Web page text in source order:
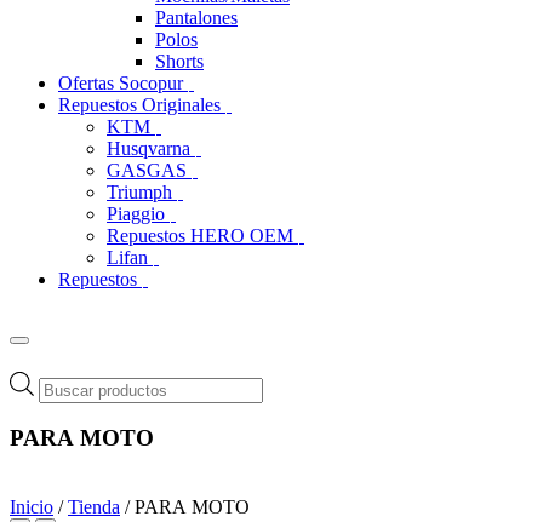
Pantalones
Polos
Shorts
Ofertas Socopur
Repuestos Originales
KTM
Husqvarna
GASGAS
Triumph
Piaggio
Repuestos HERO OEM
Lifan
Repuestos
Búsqueda
de
PARA MOTO
Inicio /Tienda / PARA MOTO